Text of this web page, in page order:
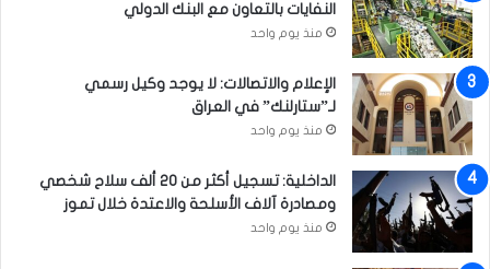
ل
م
ي
ا
ه
النفايات بالتعاون مع البنك الدولي
منذ يوم واحد
الإعلام والاتصالات: لا يوجد وكيل رسمي
لـ”ستارلنك” في العراق
منذ يوم واحد
الداخلية: تسجيل أكثر من 20 ألف سلاح شخصي
ومصادرة آلاف الأسلحة والاعتدة خلال تموز
منذ يوم واحد